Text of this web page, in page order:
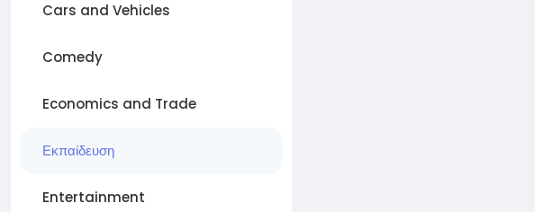
Cars and Vehicles
Comedy
Economics and Trade
Εκπαίδευση
Entertainment